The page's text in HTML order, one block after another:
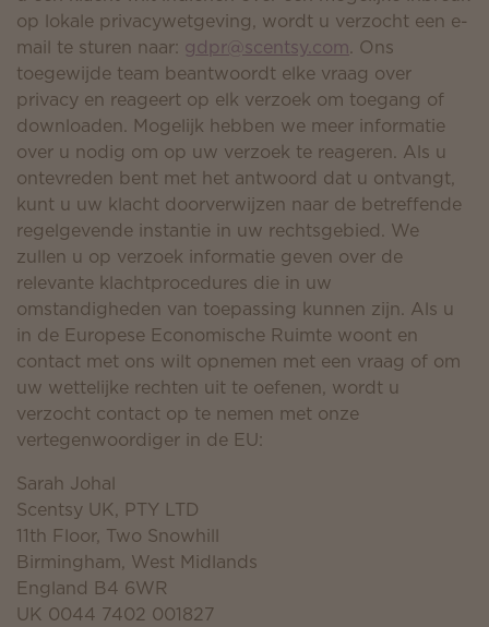
op lokale privacywetgeving, wordt u verzocht een e-
mail te sturen naar: gdpr@scentsy.com. Ons
toegewijde team beantwoordt elke vraag over
privacy en reageert op elk verzoek om toegang of
downloaden. Mogelijk hebben we meer informatie
over u nodig om op uw verzoek te reageren. Als u
ontevreden bent met het antwoord dat u ontvangt,
kunt u uw klacht doorverwijzen naar de betreffende
regelgevende instantie in uw rechtsgebied. We
zullen u op verzoek informatie geven over de
relevante klachtprocedures die in uw
omstandigheden van toepassing kunnen zijn. Als u
in de Europese Economische Ruimte woont en
contact met ons wilt opnemen met een vraag of om
uw wettelijke rechten uit te oefenen, wordt u
verzocht contact op te nemen met onze
vertegenwoordiger in de EU:
Sarah Johal
Scentsy UK, PTY LTD
11th Floor, Two Snowhill
Birmingham, West Midlands
England B4 6WR
UK 0044 7402 001827